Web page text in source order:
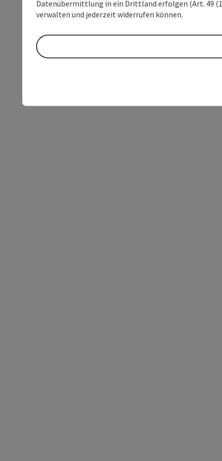
Datenübermittlung in ein Drittland erfolgen (Art. 49
verwalten und jederzeit widerrufen können.